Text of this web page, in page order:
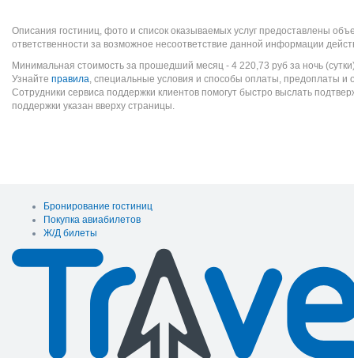
Описания гостиниц, фото и список оказываемых услуг предоставлены
ответственности за возможное несоответствие данной информации
Минимальная стоимость за прошедший месяц - 4 220,73 руб за ночь
Узнайте правила, специальные условия и способы оплаты, предоплаты и
Сотрудники сервиса поддержки клиентов помогут быстро выслать
поддержки указан вверху страницы.
Бронирование гостиниц
Покупка авиабилетов
Ж/Д билеты